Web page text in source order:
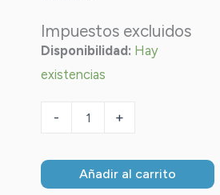
Impuestos excluidos
Disponibilidad: Hay
existencias
- +
Añadir al carrito